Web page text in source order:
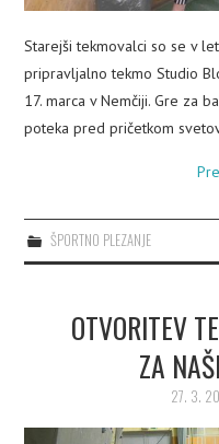
Starejši tekmovalci so se v
pripravljalno tekmo Studio
17. marca v Nemčiji. Gre za
poteka pred pričetkom
ŠPORTNO PLEZANJE
OTVORITEV
ZA
27. 3.